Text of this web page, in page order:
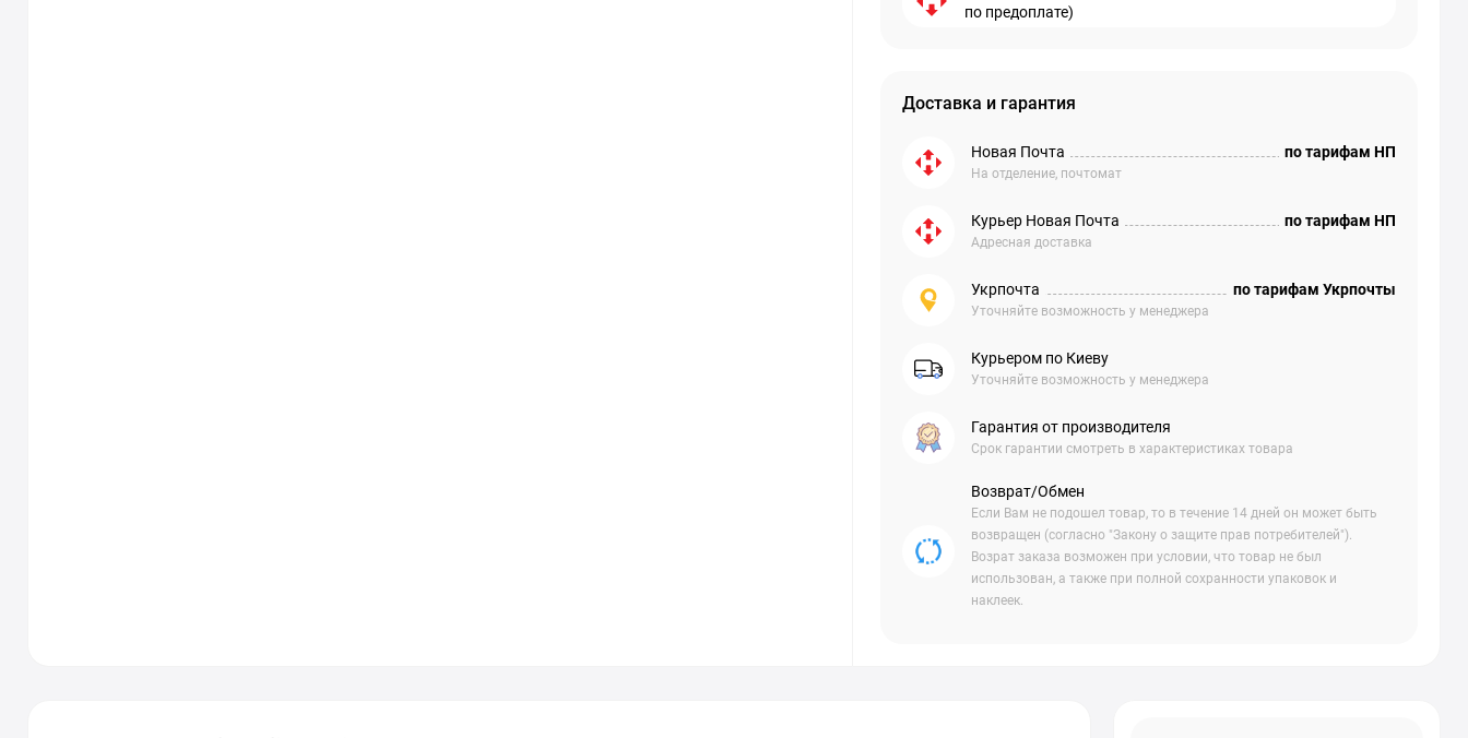
по предоплате)
Доставка и гарантия
Новая Почта
На отделение, почтомат
по тарифам НП
Курьер Новая Почта
Адресная доставка
по тарифам НП
Укрпочта
Уточняйте возможность у менеджера
по тарифам Укрпочты
Курьером по Киеву
Уточняйте возможность у менеджера
Гарантия от производителя
Срок гарантии смотреть в характеристиках товара
Возврат/Обмен
Если Вам не подошел товар, то в течение 14 дней он может быть
возвращен (согласно "Закону о защите прав потребителей").
Возрат заказа возможен при условии, что товар не был
использован, а также при полной сохранности упаковок и
наклеек.